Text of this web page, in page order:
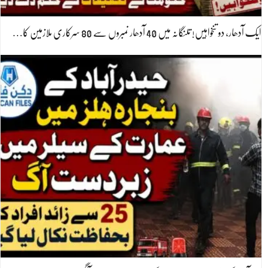
ایک آدھار، دو تنخواہیں! تلنگانہ میں 40 آدھار نمبروں سے 80 سرکاری ملازمین کا…